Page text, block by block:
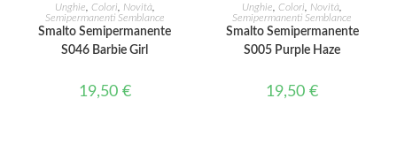
Unghie Colori Novità,
Semipermanenti Semblance
Smalto Semipermanente
S046 Barbie Girl
19,50 €
Unghie ,Colori Novità
Semipermanenti Semblance
Smalto Semipermanente
S005 Purple Haze
19,50€